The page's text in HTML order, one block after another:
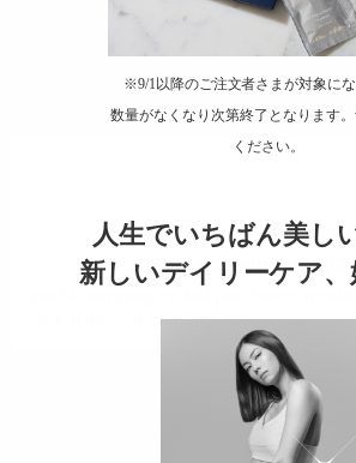
※9/1以降のご注文者さまが対象にな
数量がなくなり次第終了となります
ください。
人生でいちばん美し
新しいデイリーケア、